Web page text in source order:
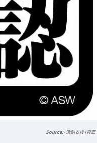
「活動支援」頁面